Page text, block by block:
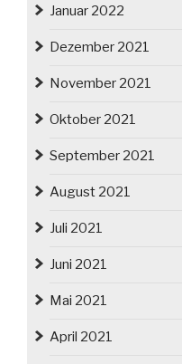
Januar 2022
Dezember 2021
November 2021
Oktober 2021
September 2021
August 2021
Juli 2021
Juni 2021
Mai 2021
April 2021